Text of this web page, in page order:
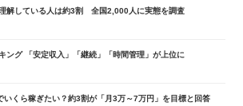
解している人は約3割 全国2,000人に実態を調査
ング 「安定収入」「継続」「時間管理」が上位に
いくら稼ぎたい？約3割が「月3万～7万円」を目標と回答